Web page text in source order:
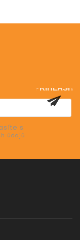
s
údajů
PŘIHLÁSIT